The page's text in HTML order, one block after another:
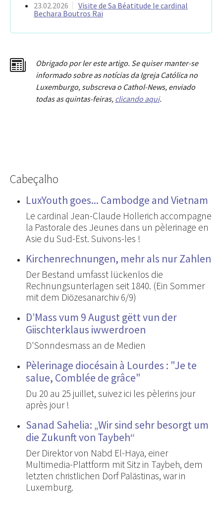
23.02.2026
Visite de Sa Béatitude le cardinal
Bechara Boutros Raï
Obrigado por ler este artigo. Se quiser manter-se
informado sobre as notícias da Igreja Católica no
Luxemburgo, subscreva o Cathol-News, enviado
todas as quintas-feiras, clicando aqui.
Cabeçalho
LuxYouth goes... Cambodge and Vietnam
Le cardinal Jean-Claude Hollerich accompagne
la Pastorale des Jeunes dans un pèlerinage en
Asie du Sud-Est. Suivons-les !
Kirchenrechnungen, mehr als nur Zahlen
Der Bestand umfasst lückenlos die
Rechnungsunterlagen seit 1840. (Ein Sommer
mit dem Diözesanarchiv 6/9)
D’Mass vum 9 August gëtt vun der
Giischterklaus iwwerdroen
D'Sonndesmass an de Medien
Pèlerinage diocésain à Lourdes : "Je te
salue, Comblée de grâce"
Du 20 au 25 juillet, suivez ici les pèlerins jour
après jour !
Sanad Sahelia: „Wir sind sehr besorgt um
die Zukunft von Taybeh“
Der Direktor von Nabd El-Haya, einer
Multimedia-Plattform mit Sitz in Taybeh, dem
letzten christlichen Dorf Palästinas, war in
Luxemburg.